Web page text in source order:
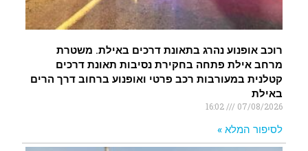
רוכב אופנוע נהרג בתאונת דרכים באילת. משטרת
מרחב אילת פתחה בחקירת נסיבות תאונת דרכים
קטלנית במעורבות רכב פרטי ואופנוע ברחוב דרך הרים
באילת
07/08/2026
16:02
לסיפור המלא »